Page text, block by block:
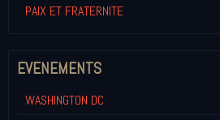
PAIX ET FRATERNITE
EVENEMENTS
WASHINGTON DC